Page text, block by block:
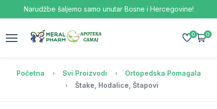
Narudžbe šaljemo samo unutar Bosne i Hercegovine!
0 0
Početna Svi Proizvodi
Ortopedska Pomagala
Štake, Hodalice, Štapovi